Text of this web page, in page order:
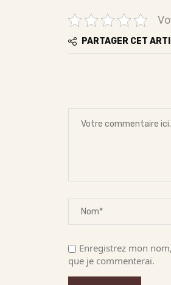
PARTAGER CET
Enregistrez mon
que je commenterai.